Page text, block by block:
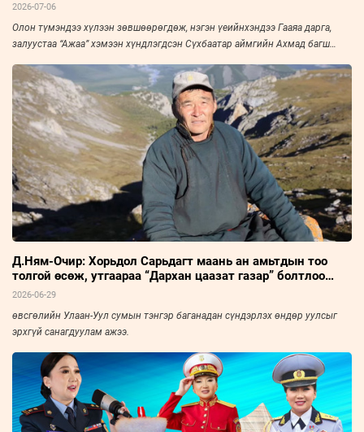
2026-07-06
Олон түмэндээ хүлээн зөвшөөрөгдөж, нэгэн үеийнхэндээ Гааяа дарга,
залуустаа “Ажаа” хэмээн хүндлэгдсэн Сүхбаатар аймгийн Ахмад багш
“Зууны мэдээ” сонин “Амьдралын тойрог” буландаа урьж, ярилцлаа. Эрч
хүч дүүрэн амьдарсан эрхэм хүний ярианаас улс, орны нийгэм, эдийн
засаг, улс төрийн амьдралын нэгэн үе ихэд тодхон харагдана.
Д.Ням-Очир: Хорьдол Сарьдагт маань ан амьтдын тоо
толгой өсөж, утгаараа “Дархан цаазат газар” болтлоо
хөгжсөнд сэтгэл бахдаж явдаг
2026-06-29
өвсгөлийн Улаан-Уул сумын тэнгэр баганадан сүндэрлэх өндөр уулсыг
эрхгүй санагдуулам ажээ.